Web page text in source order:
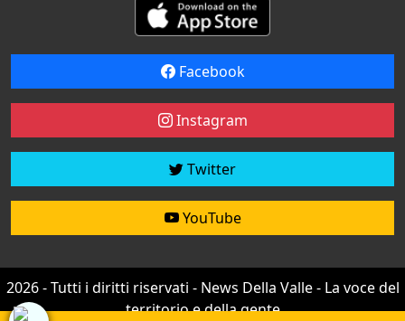
Facebook
Instagram
Twitter
YouTube
2026 - Tutti i diritti riservati - News Della Valle - La voce del
territorio e della gente